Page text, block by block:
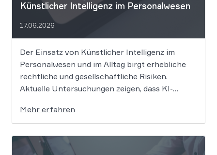
Künstlicher Intelligenz im Personalwesen
17.06.2026
Der Einsatz von Künstlicher Intelligenz im
Personalwesen und im Alltag birgt erhebliche
rechtliche und gesellschaftliche Risiken.
Aktuelle Untersuchungen zeigen, dass KI-
Bewerbungsprozessen systematisch rassistisch
aussortieren und Frauen zu geringeren
Gehaltsforderungen raten. Diese digitalen
Vorurteile stellen Unternehmen vor massive
Mehr erfahren